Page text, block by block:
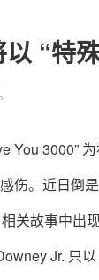
“特
You 3000”
伤。近日倒
关故事中
Jr. 只